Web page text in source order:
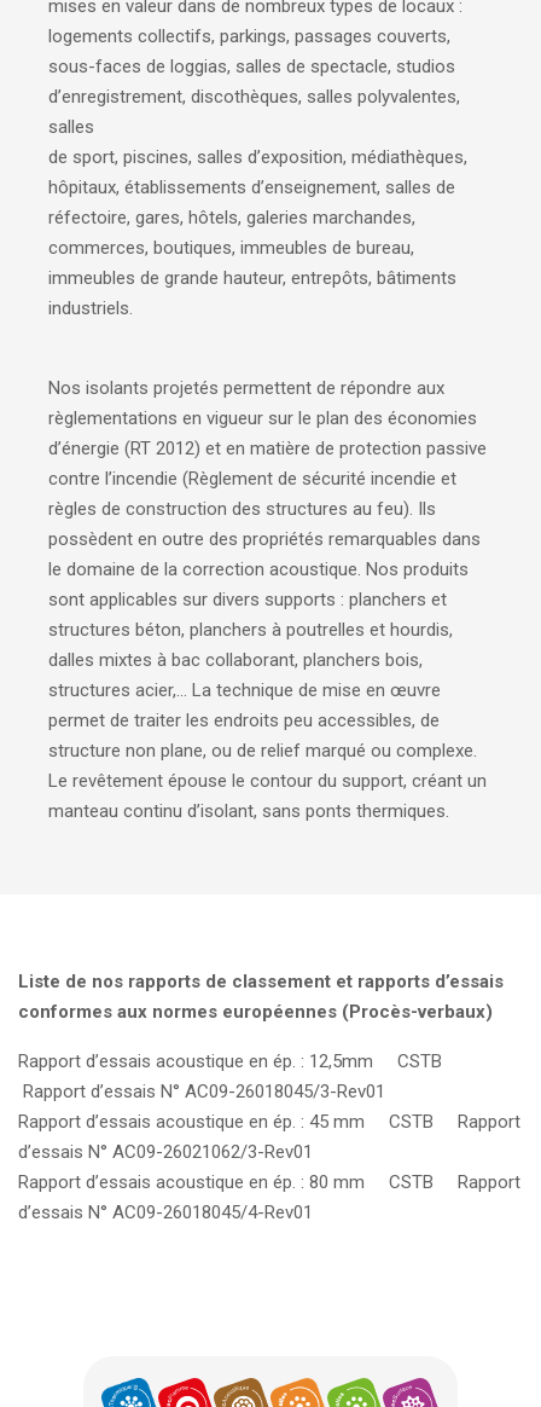
mises en valeur dans de nombreux types de locaux :
logements collectifs, parkings, passages couverts,
sous-faces de loggias, salles de spectacle, studios
d’enregistrement, discothèques, salles polyvalentes,
salles
de sport, piscines, salles d’exposition, médiathèques,
hôpitaux, établissements d’enseignement, salles de
réfectoire, gares, hôtels, galeries marchandes,
commerces, boutiques, immeubles de bureau,
immeubles de grande hauteur, entrepôts, bâtiments
industriels.
Nos isolants projetés permettent de répondre aux
règlementations en vigueur sur le plan des économies
d’énergie (RT 2012) et en matière de protection passive
contre l’incendie (Règlement de sécurité incendie et
règles de construction des structures au feu). Ils
possèdent en outre des propriétés remarquables dans
le domaine de la correction acoustique. Nos produits
sont applicables sur divers supports : planchers et
structures béton, planchers à poutrelles et hourdis,
dalles mixtes à bac collaborant, planchers bois,
structures acier,... La technique de mise en œuvre
permet de traiter les endroits peu accessibles, de
structure non plane, ou de relief marqué ou complexe.
Le revêtement épouse le contour du support, créant un
manteau continu d’isolant, sans ponts thermiques.
Liste de nos rapports de classement et rapports d’essais
conformes aux normes européennes (Procès-verbaux)
Rapport d’essais acoustique en ép. : 12,5mm CSTB
Rapport d’essais N° AC09-26018045/3-Rev01
Rapport d’essais acoustique en ép. : 45 mm CSTB Rapport
d’essais N° AC09-26021062/3-Rev01
Rapport d’essais acoustique en ép. : 80 mm CSTB Rapport
d’essais N° AC09-26018045/4-Rev01